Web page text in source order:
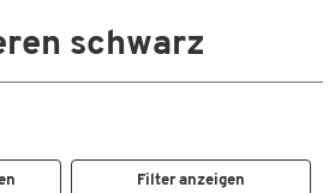
schwarz
Filter anzeigen